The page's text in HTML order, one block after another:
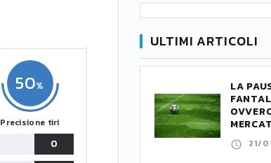
50
Precisione tiri
0
ULTIMI ARTICOLI
LA
21/